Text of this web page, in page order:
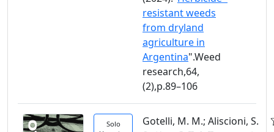
resistant weeds
from dryland
agriculture in
Argentina".Weed
research,64,
(2),p.89–106
Solo
Gotelli, M. M.; Aliscioni, S.